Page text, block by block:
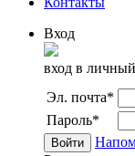
Вход
вход в
Эл. почта*
Пароль*